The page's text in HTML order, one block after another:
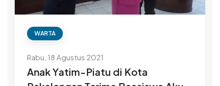
WARTA
Rabu, 18 Agustus 2021
Anak Yatim-Piatu di Kota